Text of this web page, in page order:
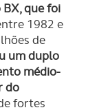
que foi
1982 e
de
um duplo
médio-
do
fortes